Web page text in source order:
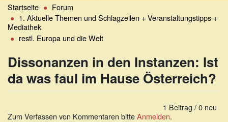
Startseite
Forum
1. Aktuelle Themen und Schlagzeilen + Veranstaltungstipps +
Mediathek
restl. Europa und die Welt
Dissonanzen in den Instanzen: Ist
da was faul im Hause Österreich?
1 Beitrag / 0 neu
Zum Verfassen von Kommentaren bitteAnmelden.